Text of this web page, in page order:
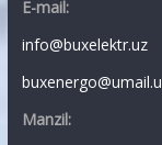
E-mail:
info@buxelektr.uz
Manzil: